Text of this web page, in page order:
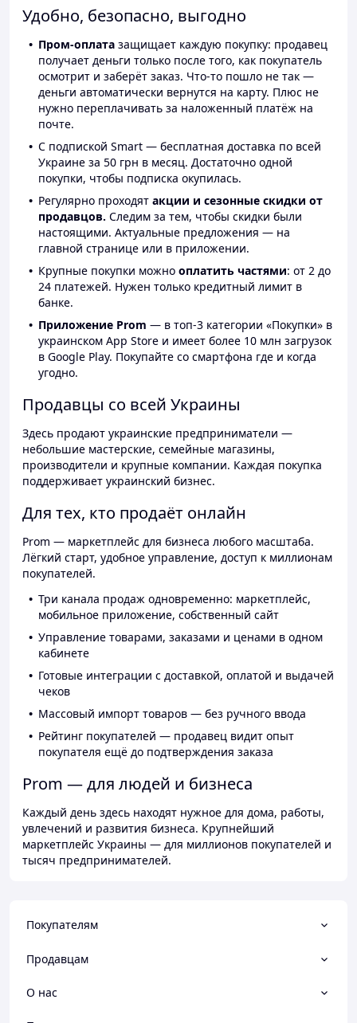
Удобно, безопасно, выгодно
Пром-оплата защищает каждую покупку: продавец
получает деньги только после того, как покупатель
осмотрит и заберёт заказ. Что-то пошло не так —
деньги автоматически вернутся на карту. Плюс не
нужно переплачивать за наложенный платёж на
почте.
С подпиской Smart — бесплатная доставка по всей
Украине за 50 грн в месяц. Достаточно одной
покупки, чтобы подписка окупилась.
Регулярно проходят акции и сезонные скидки от
продавцов. Следим за тем, чтобы скидки были
настоящими. Актуальные предложения — на
главной странице или в приложении.
Крупные покупки можно оплатить частями: от 2 до
24 платежей. Нужен только кредитный лимит в
банке.
Приложение Prom — в топ-3 категории «Покупки» в
украинском App Store и имеет более 10 млн загрузок
в Google Play. Покупайте со смартфона где и когда
угодно.
Продавцы со всей Украины
Здесь продают украинские предприниматели —
небольшие мастерские, семейные магазины,
производители и крупные компании. Каждая покупка
поддерживает украинский бизнес.
Для тех, кто продаёт онлайн
Prom — маркетплейс для бизнеса любого масштаба.
Лёгкий старт, удобное управление, доступ к миллионам
покупателей.
Три канала продаж одновременно: маркетплейс,
мобильное приложение, собственный сайт
Управление товарами, заказами и ценами в одном
кабинете
Готовые интеграции с доставкой, оплатой и выдачей
чеков
Массовый импорт товаров — без ручного ввода
Рейтинг покупателей — продавец видит опыт
покупателя ещё до подтверждения заказа
Prom — для людей и бизнеса
Каждый день здесь находят нужное для дома, работы,
увлечений и развития бизнеса. Крупнейший
маркетплейс Украины — для миллионов покупателей и
тысяч предпринимателей.
Покупателям
Продавцам
О нас